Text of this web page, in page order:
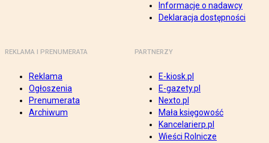
Informacje o nadawcy
Deklaracja dostępności
REKLAMA I PRENUMERATA
Reklama
Ogłoszenia
Prenumerata
Archiwum
PARTNERZY
E-kiosk.pl
E-gazety.pl
Nexto.pl
Mała księgowość
Kancelarierp.pl
Wieści Rolnicze